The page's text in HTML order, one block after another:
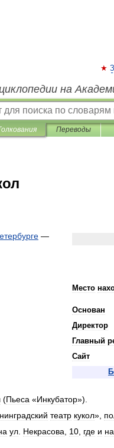
на
Переводы
Место
Основан
Директор
Главный
Сайт
—
(Пьеса «Инкубатор»).
театр кукол»,
ул Некрасова 10 где и